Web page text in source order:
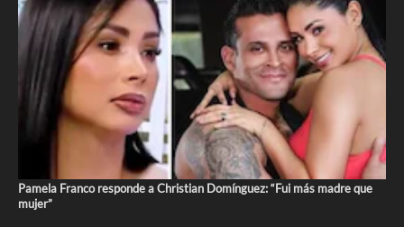
Pamela Franco responde a Christian Domínguez: “Fui más madre que
mujer”